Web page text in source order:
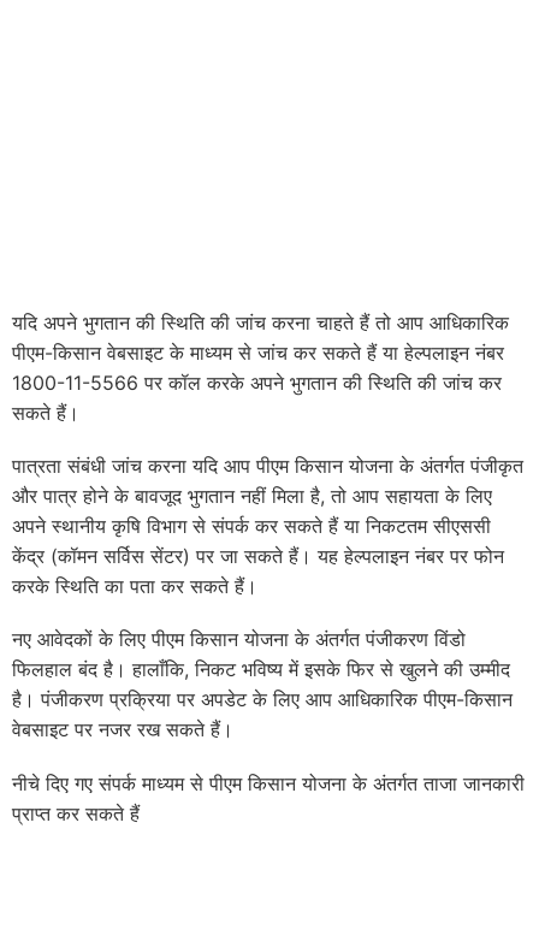
यदि अपने भुगतान की स्थिति की जांच करना चाहते हैं तो आप आधिकारिक
पीएम-किसान वेबसाइट के माध्यम से जांच कर सकते हैं या हेल्पलाइन नंबर
1800-11-5566 पर कॉल करके अपने भुगतान की स्थिति की जांच कर
सकते हैं।
पात्रता संबंधी जांच करना यदि आप पीएम किसान योजना के अंतर्गत पंजीकृत
और पात्र होने के बावजूद भुगतान नहीं मिला है, तो आप सहायता के लिए
अपने स्थानीय कृषि विभाग से संपर्क कर सकते हैं या निकटतम सीएससी
केंद्र (कॉमन सर्विस सेंटर) पर जा सकते हैं। यह हेल्पलाइन नंबर पर फोन
करके स्थिति का पता कर सकते हैं।
नए आवेदकों के लिए पीएम किसान योजना के अंतर्गत पंजीकरण विंडो
फिलहाल बंद है। हालाँकि, निकट भविष्य में इसके फिर से खुलने की उम्मीद
है। पंजीकरण प्रक्रिया पर अपडेट के लिए आप आधिकारिक पीएम-किसान
वेबसाइट पर नजर रख सकते हैं।
नीचे दिए गए संपर्क माध्यम से पीएम किसान योजना के अंतर्गत ताजा जानकारी
प्राप्त कर सकते हैं